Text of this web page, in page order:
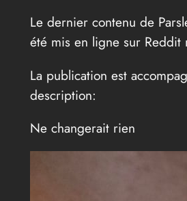
Le dernier contenu de
été mis en ligne sur Reddit
La publication est
description:
Ne changerait rien